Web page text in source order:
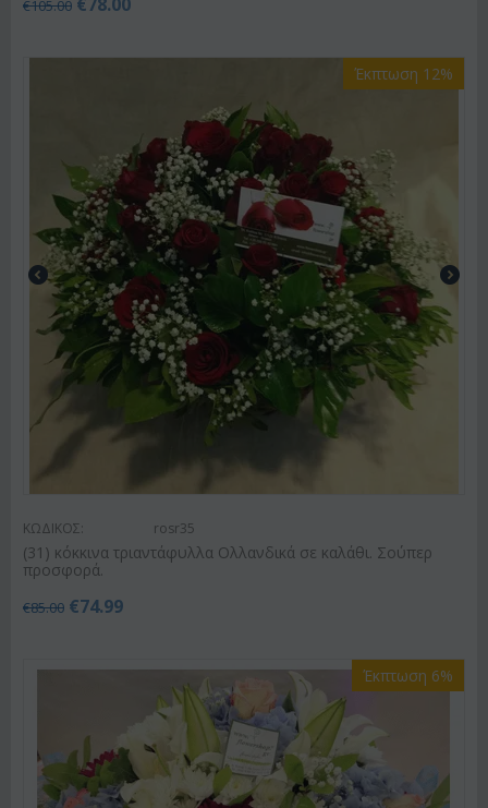
€105.00
Έκπτωση 12%
ΚΩΔΙΚΟΣ: rosr35
(31) κόκκινα τριαντάφυλλα Ολλανδικά σε καλάθι. Σούπερ
προσφορά.
€85.00 €74.99
Έκπτωση 6%